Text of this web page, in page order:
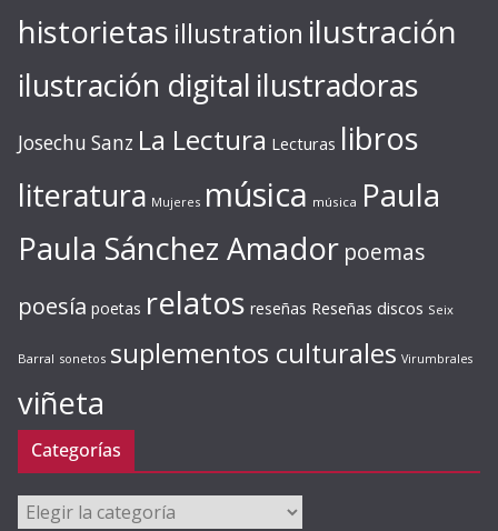
historietas illustration ilustración
ilustración digital ilustradoras
Josechu Sanz La Lectura Lecturas libros
literatura Mujeres música música Paula
Paula Sánchez Amador poemas
poesía poetas relatos reseñas Reseñas discos Seix
Barral sonetos suplementos culturales Virumbrales
viñeta
Categorías
Categorías